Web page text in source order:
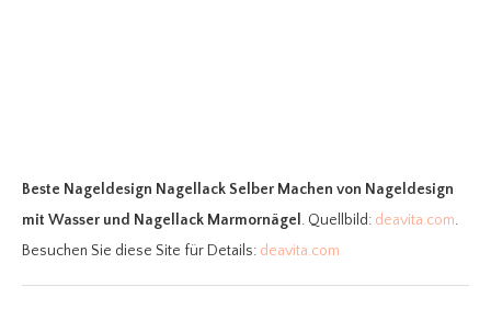
Beste Nageldesign Nagellack Selber Machen von Nageldesign
mit Wasser und Nagellack Marmornägel . Quellbild: deavita.com.
Besuchen Sie diese Site für Details: deavita.com